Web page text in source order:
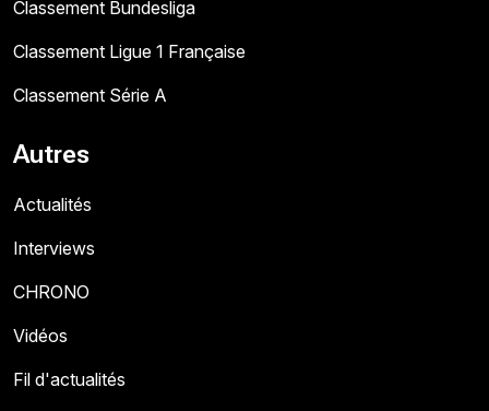
Classement Bundesliga
Classement Ligue 1 Française
Classement Série A
Autres
Actualités
Interviews
CHRONO
Vidéos
Fil d'actualités